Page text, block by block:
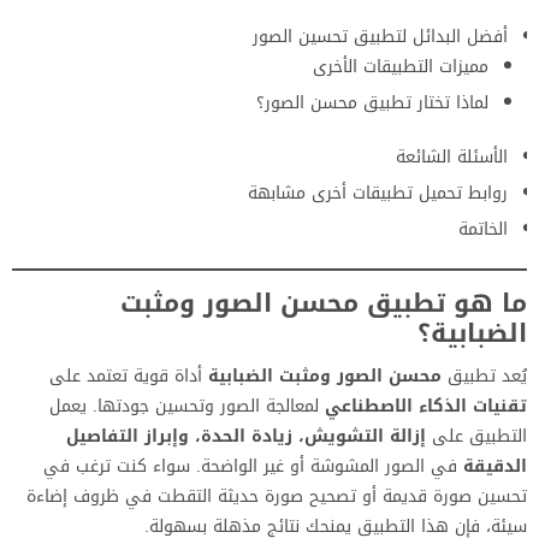
أفضل البدائل لتطبيق تحسين الصور
مميزات التطبيقات الأخرى
لماذا تختار تطبيق محسن الصور؟
الأسئلة الشائعة
روابط تحميل تطبيقات أخرى مشابهة
الخاتمة
ما هو تطبيق محسن الصور ومثبت
الضبابية؟
يُعد تطبيق محسن الصور ومثبت الضبابية أداة قوية تعتمد على
تقنيات الذكاء الاصطناعي لمعالجة الصور وتحسين جودتها. يعمل
التطبيق على إزالة التشويش، زيادة الحدة، وإبراز التفاصيل
الدقيقة في الصور المشوشة أو غير الواضحة. سواء كنت ترغب في
تحسين صورة قديمة أو تصحيح صورة حديثة التقطت في ظروف إضاءة
سيئة، فإن هذا التطبيق يمنحك نتائج مذهلة بسهولة.